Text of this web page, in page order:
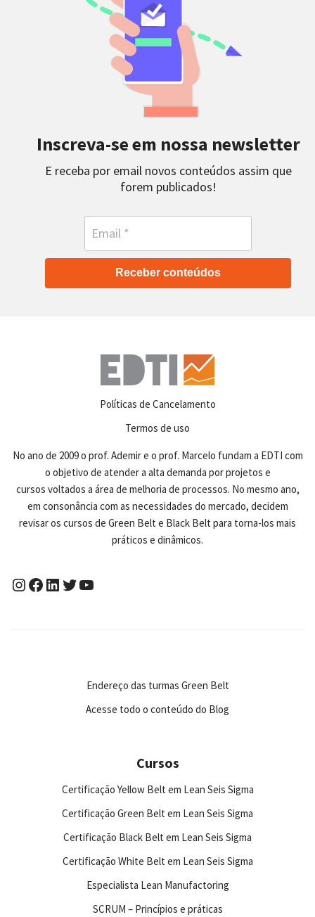
Inscreva-se em nossa newsletter
E receba por email novos conteúdos assim que
forem publicados!
Receber conteúdos
Políticas de Cancelamento
Termos de uso
No ano de 2009 o prof. Ademir e o prof. Marcelo fundam a EDTI com
o objetivo de atender a alta demanda por projetos e
cursos voltados a área de melhoria de processos. No mesmo ano,
em consonância com as necessidades do mercado, decidem
revisar os cursos de Green Belt e Black Belt para torna-los mais
práticos e dinâmicos.
Endereço das turmas Green Belt
Acesse todo o conteúdo do Blog
Cursos
Certificação Yellow Belt em Lean Seis Sigma
Certificação Green Belt em Lean Seis Sigma
Certificação Black Belt em Lean Seis Sigma
Certificação White Belt em Lean Seis Sigma
Especialista Lean Manufactoring
SCRUM – Princípios e práticas